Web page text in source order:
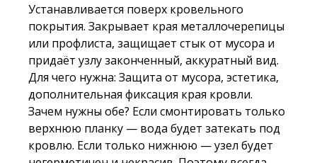
Устанавливается поверх кровельного
покрытия. Закрывает края металлочерепицы
или профлиста, защищает стык от мусора и
придаёт узлу законченный, аккуратный вид.
Для чего нужна: Защита от мусора, эстетика,
дополнительная фиксация края кровли.
Зачем нужны обе? Если смонтировать только
верхнюю планку — вода будет затекать под
кровлю. Если только нижнюю — узел будет